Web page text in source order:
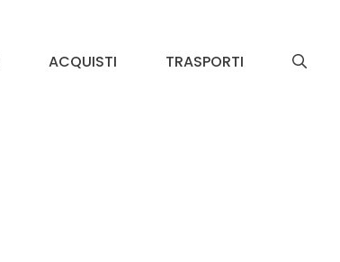
ACQUISTI TRASPORTI